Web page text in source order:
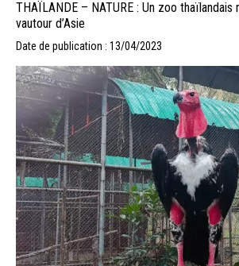
THAÏLANDE – NATURE : Un zoo thaïlandais
vautour d’Asie
Date de publication : 13/04/2023